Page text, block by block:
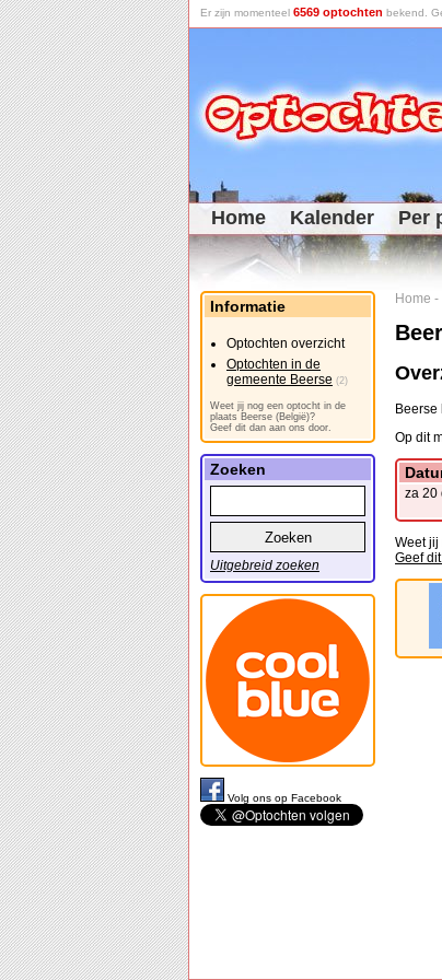
Er zijn momenteel 6569 optochten bekend.
Home Kalender Per
Home -
Op dit
za 20
Weet jij
Geef
Informatie
Optochten overzicht
Optochten in de
gemeente Beerse (2)
Weet jij nog een optocht in de
plaats Beerse (België)?
Geef dit dan aan ons door.
Zoeken
Uitgebreid zoeken
Volg ons op Facebook